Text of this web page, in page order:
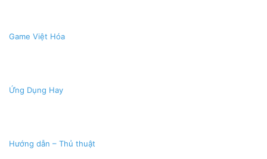
Game Việt Hóa
Ứng Dụng Hay
Hướng dẫn – Thủ thuật